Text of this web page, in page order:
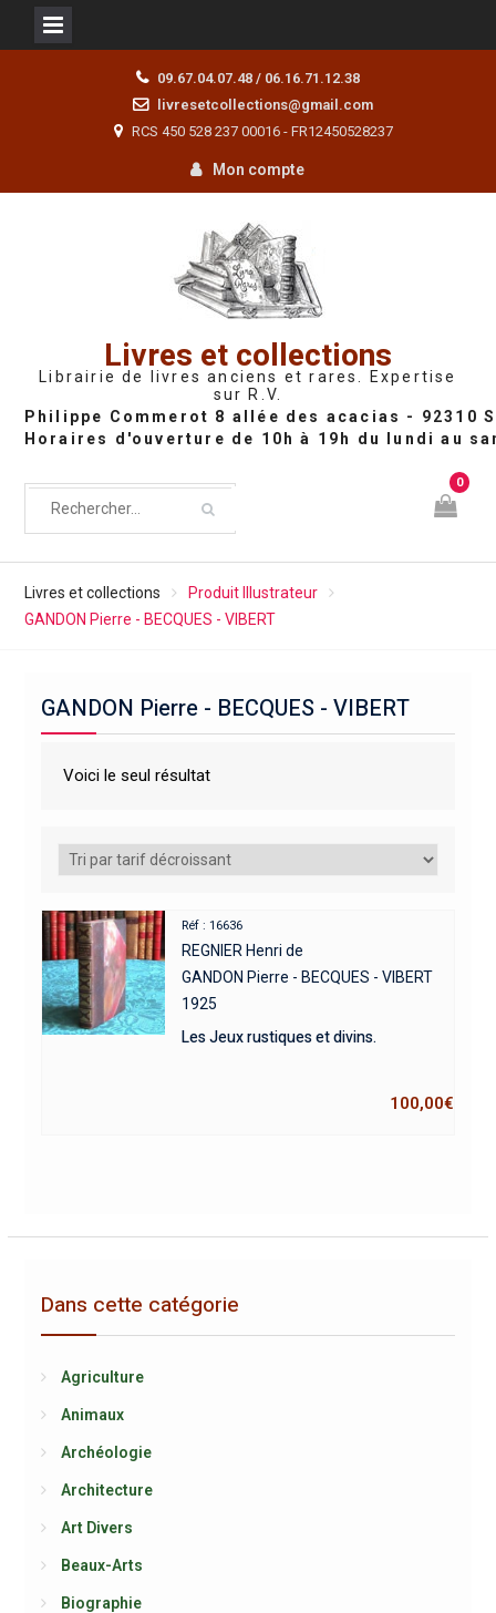
09.67.04.07.48 / 06.16.71.12.38
livresetcollections@gmail.com
RCS 450 528 237 00016 - FR12450528237
Mon compte
Livres et collections
Librairie de livres anciens et rares. Expertise
sur R.V.
0
Livres et collections
Produit Illustrateur
GANDON Pierre - BECQUES - VIBERT
GANDON Pierre - BECQUES - VIBERT
Voici le seul résultat
Réf : 16636
REGNIER Henri de
GANDON Pierre - BECQUES - VIBERT
1925
Les Jeux rustiques et divins.
100,00€
Dans cette catégorie
Agriculture
Animaux
Archéologie
Architecture
Art Divers
Beaux-Arts
Biographie